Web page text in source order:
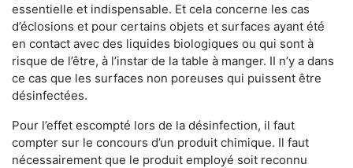
essentielle et indispensable. Et cela concerne les cas
d’éclosions et pour certains objets et surfaces ayant été
en contact avec des liquides biologiques ou qui sont à
risque de l’être, à l’instar de la table à manger. II n’y a dans
ce cas que les surfaces non poreuses qui puissent être
désinfectées.
Pour l’effet escompté lors de la désinfection, il faut
compter sur le concours d’un produit chimique. Il faut
nécessairement que le produit employé soit reconnu